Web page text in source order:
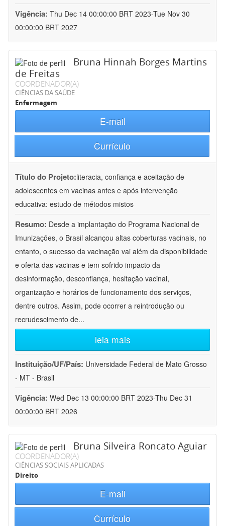
Vigência: Thu Dec 14 00:00:00 BRT 2023-Tue Nov 30
00:00:00 BRT 2027
Bruna Hinnah Borges Martins
de Freitas
COORDENADOR(A)
CIÊNCIAS DA SAÚDE
Enfermagem
E-mail
Currículo
Título do Projeto:literacia, confiança e aceitação de
adolescentes em vacinas antes e após intervenção
educativa: estudo de métodos mistos
Resumo: Desde a implantação do Programa Nacional de
Imunizações, o Brasil alcançou altas coberturas vacinais, no
entanto, o sucesso da vacinação vai além da disponibilidade
e oferta das vacinas e tem sofrido impacto da
desinformação, desconfiança, hesitação vacinal,
organização e horários de funcionamento dos serviços,
dentre outros. Assim, pode ocorrer a reintrodução ou
recrudescimento de...
leia mais
Instituição/UF/País: Universidade Federal de Mato Grosso
- MT - Brasil
Vigência: Wed Dec 13 00:00:00 BRT 2023-Thu Dec 31
00:00:00 BRT 2026
Bruna Silveira Roncato Aguiar
COORDENADOR(A)
CIÊNCIAS SOCIAIS APLICADAS
Direito
E-mail
Currículo